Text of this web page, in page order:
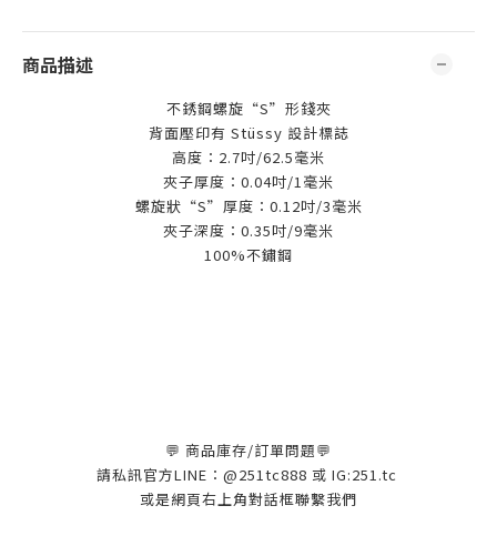
商品描述
不銹鋼螺旋“S”形錢夾
背面壓印有 Stüssy 設計標誌
高度：2.7吋/62.5毫米
夾子厚度：0.04吋/1毫米
螺旋狀“S”厚度：0.12吋/3毫米
夾子深度：0.35吋/9毫米
100%不鏽鋼
💬 商品庫存/訂單問題💬
請私訊官方LINE：@251tc888 或 IG:251.tc
或是網頁右上角對話框聯繫我們